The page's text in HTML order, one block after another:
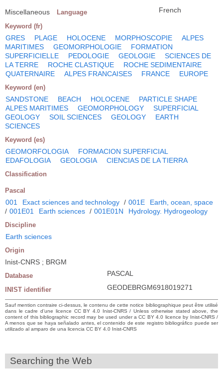
Miscellaneous Language French
Keyword (fr)
GRES PLAGE HOLOCENE MORPHOSCOPIE
ALPES
MARITIMES
GEOMORPHOLOGIE
FORMATION
SUPERFICIELLE
PEDOLOGIE GEOLOGIE
SCIENCES DE
LA TERRE
ROCHE CLASTIQUE
ROCHE SEDIMENTAIRE
QUATERNAIRE
ALPES FRANCAISES FRANCE EUROPE
Keyword (en)
SANDSTONE BEACH HOLOCENE
PARTICLE SHAPE
ALPES MARITIMES
GEOMORPHOLOGY
SUPERFICIAL
GEOLOGY
SOIL SCIENCES GEOLOGY
EARTH
SCIENCES
Keyword (es)
GEOMORFOLOGIA
FORMACION SUPERFICIAL
EDAFOLOGIA
GEOLOGIA CIENCIAS DE LA TIERRA
Classification
Pascal
001 Exact sciences and technology / 001E
Earth, ocean, space
/ 001E01 Earth sciences / 001E01N Hydrology. Hydrogeology
Discipline
Earth sciences
Origin
Inist-CNRS ; BRGM
Database PASCAL
INIST identifier GEODEBRGM6918019271
Sauf mention contraire ci-dessus, le contenu de cette notice bibliographique peut être utilisé
dans le cadre d’une licence CC BY 4.0 Inist-CNRS / Unless otherwise stated above, the
content of this bibliographic record may be used under a CC BY 4.0 licence by Inist-CNRS /
A menos que se haya señalado antes, el contenido de este registro bibliográfico puede ser
utilizado al amparo de una licencia CC BY 4.0 Inist-CNRS
Searching the Web